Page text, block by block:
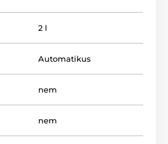
2 l
Automatikus
nem
nem